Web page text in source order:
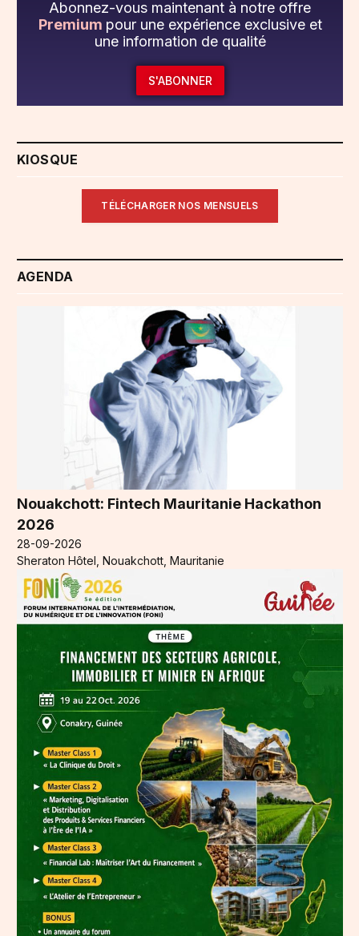
Abonnez-vous maintenant à notre offre
Premium pour une expérience exclusive et
une information de qualité
S'ABONNER
KIOSQUE
TÉLÉCHARGER NOS MENSUELS
AGENDA
Nouakchott: Fintech Mauritanie Hackathon
2026
28-09-2026
Sheraton Hôtel, Nouakchott, Mauritanie